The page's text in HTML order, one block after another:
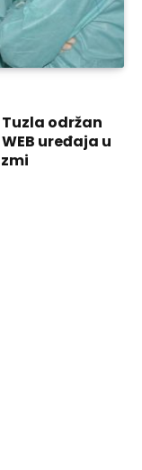
održan
uređaja u